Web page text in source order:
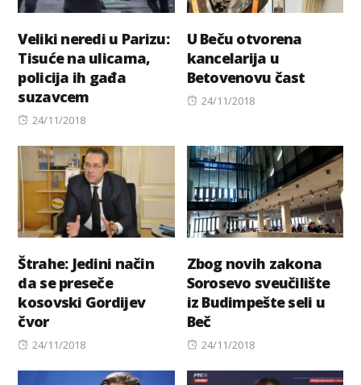
Veliki neredi u Parizu:
Tisuće na ulicama,
policija ih gađa
suzavcem
Posted
24/11/2018
U Beču otvorena
kancelarija u
Betovenovu čast
Posted
24/11/2018
Štrahe: Jedini način
da se preseče
kosovski Gordijev
čvor
Posted
24/11/2018
Zbog novih zakona
Sorosevo sveučilište
iz Budimpešte seli u
Beč
Posted
24/11/2018